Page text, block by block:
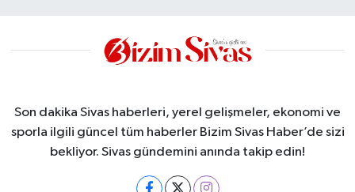
Son dakika Sivas haberleri, yerel gelişmeler, ekonomi ve
sporla ilgili güncel tüm haberler Bizim Sivas Haber’de sizi
bekliyor. Sivas gündemini anında takip edin!